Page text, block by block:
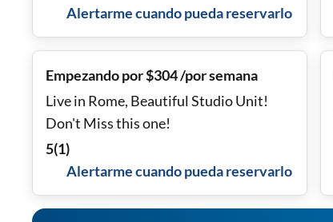
Hotel Amenities inc. Pool
Alertarme cuando pueda reservarlo
Empezando por $304 /por semana
Live in Rome, Beautiful Studio Unit!
Don't Miss this one!
5(1)
Alertarme cuando pueda reservarlo